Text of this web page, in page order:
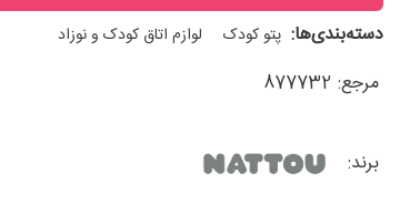
دسته‌بندی‌ها: پتو کودک لوازم اتاق کودک و نوزاد
مرجع: 877732
برند: